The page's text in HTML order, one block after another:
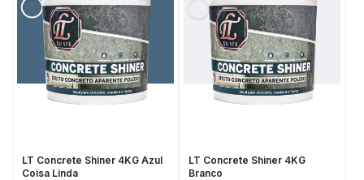
LT Concrete Shiner 4KG Azul
Coisa Linda
LT Concrete Shiner 4KG
Branco